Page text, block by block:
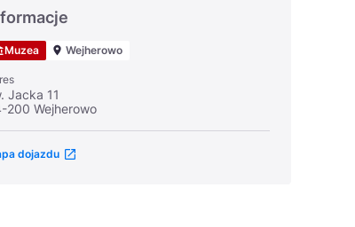
日本語
Svenska
Muzea Wejherowo
Jacka 11
200 Wejherowo
dojazdu